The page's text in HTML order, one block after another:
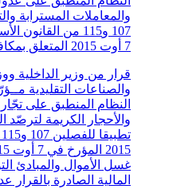
والمعاملات المسترابة
7 أوت 2015 المتعلق بمكافحة الإرهاب ومنع غسل الأموال
قرار من وزير الداخلية
النظام المنطبق على
والأحجار الكريمة لترصّد
غسل الأموال والمبادئ
المالية الصادرة بالقرار عدد 8 بتاريخ 5 أفريل